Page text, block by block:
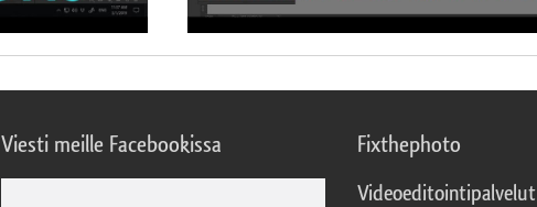
Viesti meille Facebookissa Fixthephoto
Videoeditointipalvelut